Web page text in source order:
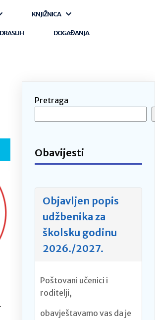
KNJIŽNICA
DOGAĐANJA
Pretraga
Obavijesti
Objavljen popis
udžbenika za
školsku godinu
2026./2027.
Poštovani učenici i
roditelji,
obavještavamo vas da je